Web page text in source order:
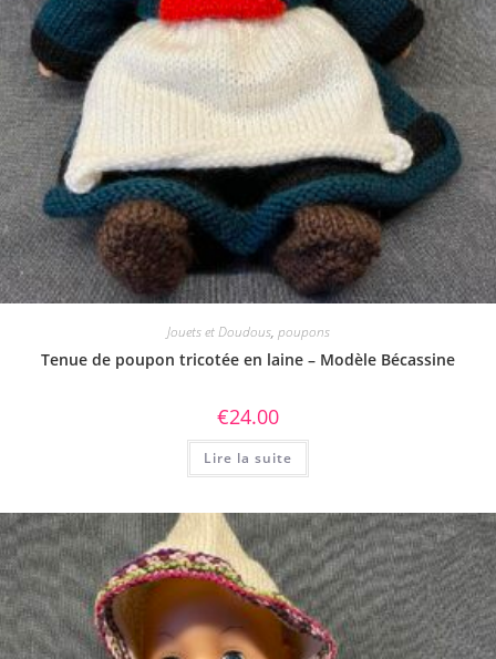
Jouets et Doudous, poupons
Tenue de poupon tricotée en laine – Modèle Bécassine
€24.00
Lire la suite